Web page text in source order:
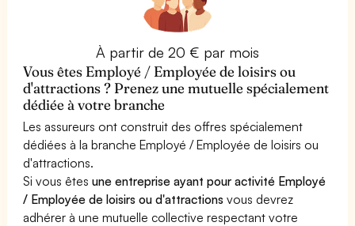
À partir de 20 € par mois
Vous êtes Employé / Employée de loisirs ou
d'attractions ? Prenez une mutuelle spécialement
dédiée à votre branche
Les assureurs ont construit des offres spécialement
dédiées à la branche Employé / Employée de loisirs ou
d'attractions.
Si vous êtesune entreprise ayant pour activité Employé
/ Employée de loisirs ou d'attractions vous devrez
adhérer à une mutuelle collective respectant votre